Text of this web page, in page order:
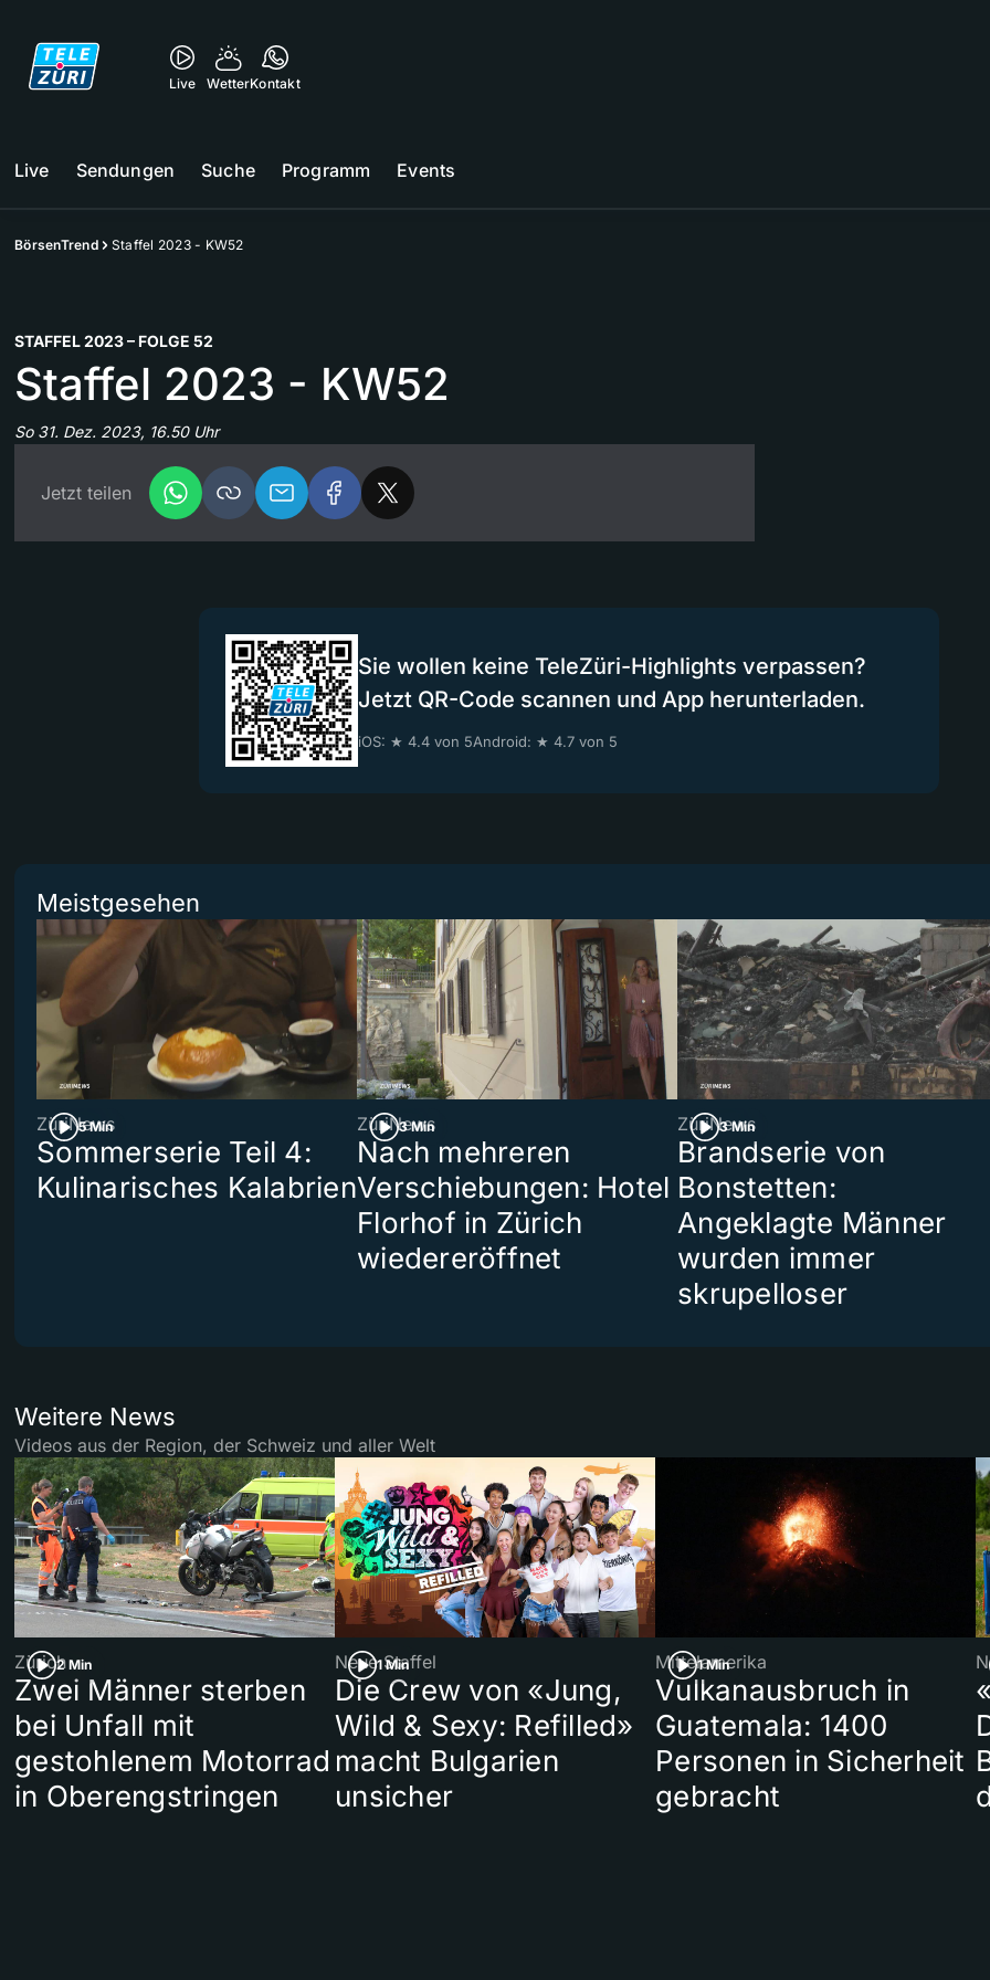
Live WetterKontakt
Live Sendungen Suche Programm Events
BörsenTrend Staffel 2023 - KW52
STAFFEL 2023 – FOLGE 52
Staffel 2023 - KW52
So 31. Dez. 2023, 16.50 Uhr
Jetzt teilen
Sie wollen keine TeleZüri-Highlights verpassen?
Jetzt QR-Code scannen und App herunterladen.
iOS: ★ 4.4 von 5Android: ★ 4.7 von 5
Meistgesehen
5 Min
ZüriNews
Sommerserie Teil 4:
Kulinarisches Kalabrien
3 Min
ZüriNews
Nach mehreren
Verschiebungen: Hotel
Florhof in Zürich
wiedereröffnet
3 Min
ZüriNews
Brandserie von
Bonstetten:
Angeklagte Männer
wurden immer
skrupelloser
Weitere News
Videos aus der Region, der Schweiz und aller Welt
2 Min
Zürich
Zwei Männer sterben
bei Unfall mit
gestohlenem Motorrad
in Oberengstringen
1 Min
Neue Staffel
Die Crew von «Jung,
Wild & Sexy: Refilled»
macht Bulgarien
unsicher
1 Min
Mittelamerika
Vulkanausbruch in
Guatemala: 1400
Personen in Sicherheit
gebracht